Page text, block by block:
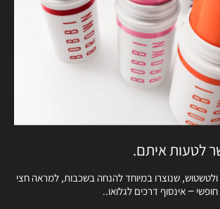
לטעות איתם.
ולטשטוש, שנוצרו במיוחד להנחה בשכבות, למראה חצי
– אינסוף דרכים לגלואו..